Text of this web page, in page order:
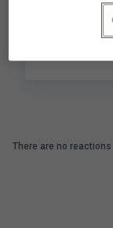
cuerpo
There are no